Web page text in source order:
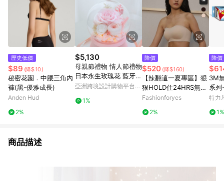
歷史低價
$89 (降$10)
秘密花園．中腰三角內
褲(黑-優雅成長)
Anden Hud
2%
$5,130
母親節禮物 情人節禮物
日本永生玫瑰花 藍牙音
箱
亞洲跨境設計購物平台
1%
降價
$520 (降$160)
【辣翻這一夏專區】狠
狠HOLD住24HRS無感
平口內衣(日不落款)
Fashionforyes
2%
降價
3M
系
特力
1%
商品描述